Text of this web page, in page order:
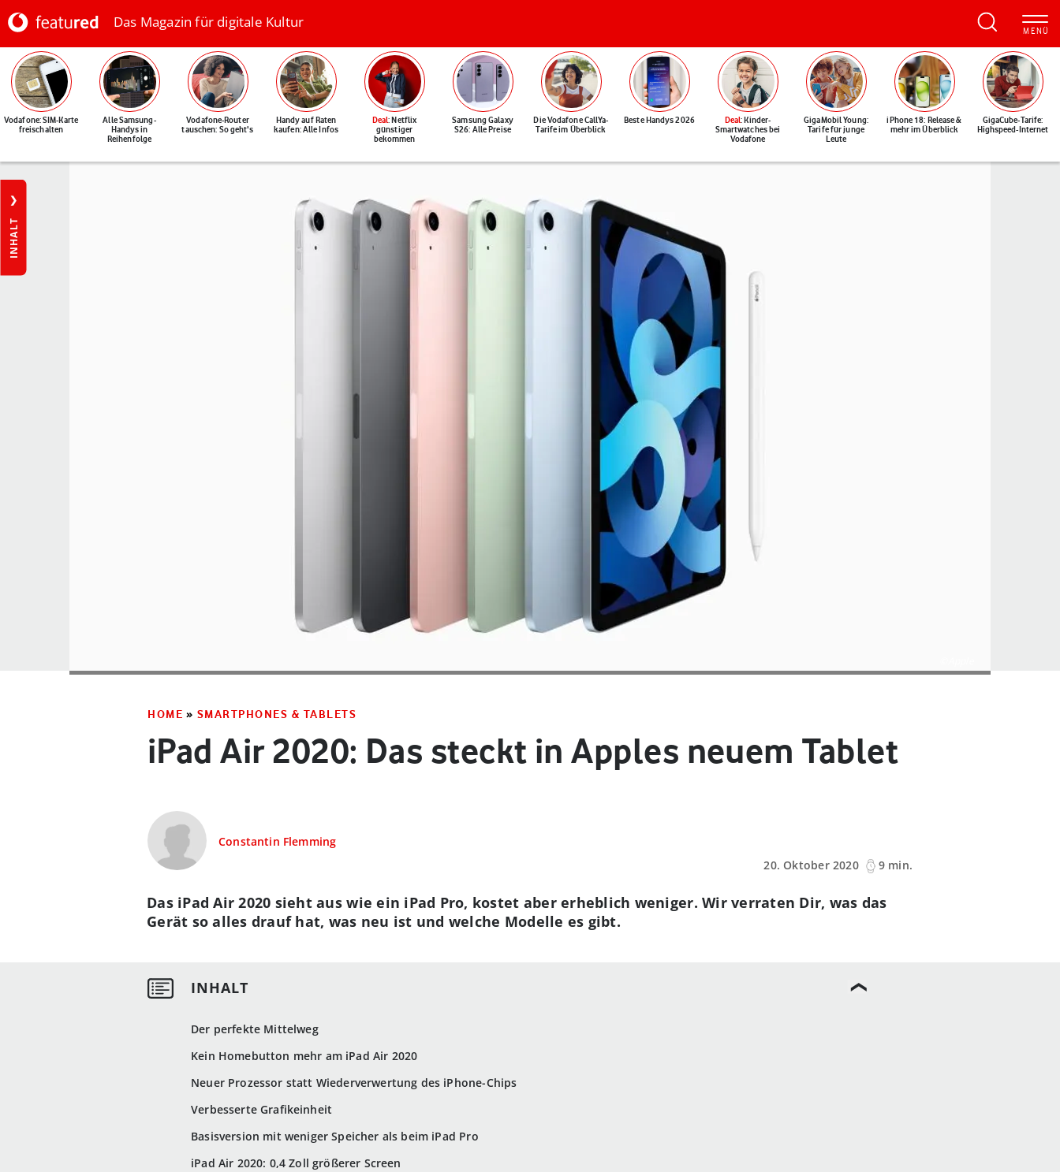
Das Magazin für digitale Kultur
Vodafone: SIM-Karte
freischalten
Alle Samsung-
Handys in
Reihenfolge
Vodafone-Router
tauschen: So geht's
Handy auf Raten
kaufen: Alle Infos
Deal: Netflix
günstiger
bekommen
Samsung Galaxy
S26: Alle Preise
Die Vodafone CallYa-
Tarife im Überblick
Beste Handys 2026 Deal: Kinder-
Smartwatches bei
Vodafone
GigaMobil Young:
Tarife für junge
Leute
iPhone 18: Release &
mehr im Überblick
GigaCube-Tarife:
Highspeed-Internet
INHALT
HOME » SMARTPHONES & TABLETS
iPad Air 2020: Das steckt in Apples neuem Tablet
Constantin Flemming
20. Oktober 2020
9 min.
Der perfekte Mittelweg
Kein Homebutton mehr am iPad Air 2020
Neuer Prozessor statt Wiederverwertung des iPhone-Chips
Verbesserte Grafikeinheit
Basisversion mit weniger Speicher als beim iPad Pro
iPad Air 2020: 0,4 Zoll größerer Screen
Das iPad Air 2020 sieht aus wie ein iPad Pro, kostet aber erheblich weniger. Wir verraten Dir, was das
Gerät so alles drauf hat, was neu ist und welche Modelle es gibt.